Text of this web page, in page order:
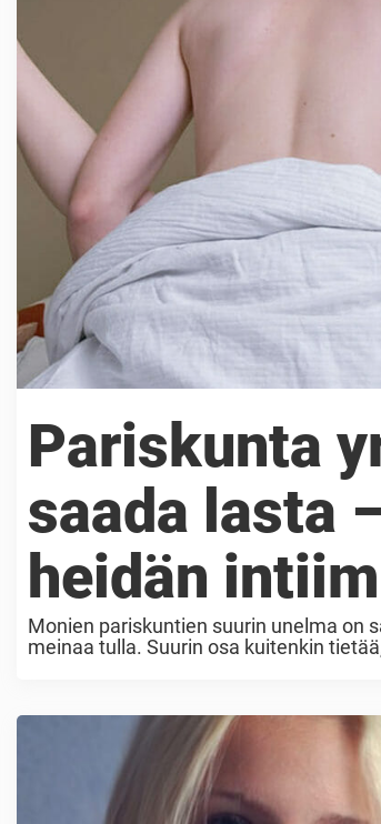
Pariskunta
saada lasta
heidän
Monien pariskuntien suurin unelma on
meinaa tulla. Suurin osa kuitenkin